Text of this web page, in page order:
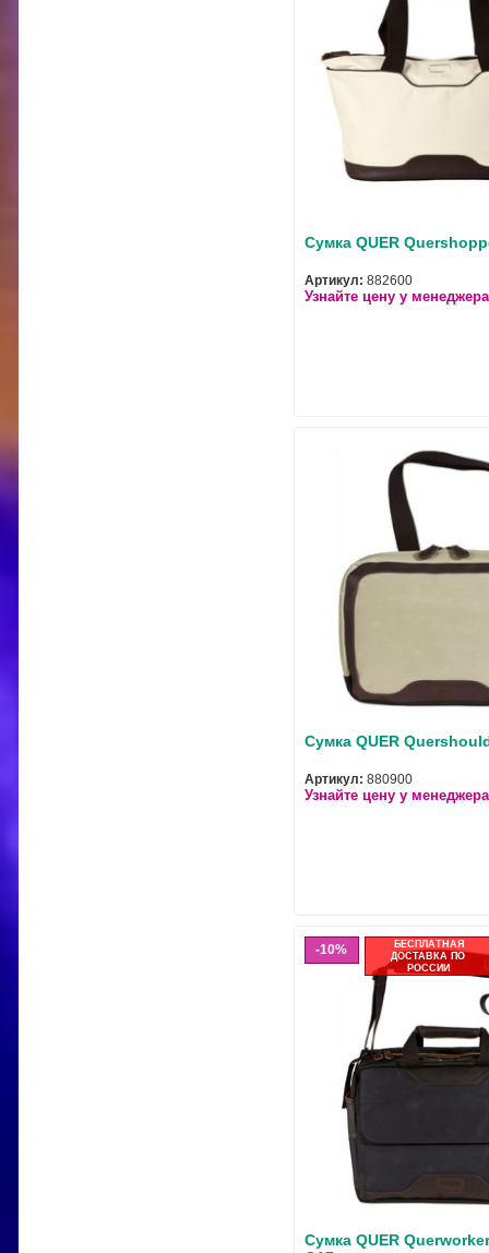
Сумка QUER
Артикул: 882600
Узнайте цену у менеджера
Сумка QUER
Артикул: 880900
Узнайте цену у менеджера
10%
БЕСПЛАТНАЯ
ДОСТАВКА ПО
РОССИИ
Сумка QUER